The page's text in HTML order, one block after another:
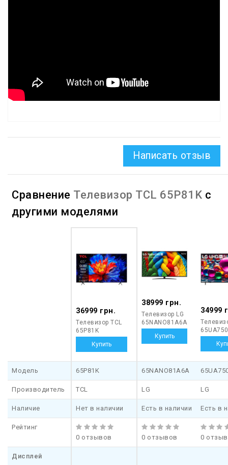
Написать отзыв
Сравнение Телевизор TCL 65P81K с
другими моделями
36999 грн.
Телевизор TCL
65P81K
38999 грн.
Телевизор LG
65NANO81A6A
34999
Модель 65P81K 65NANO81A6A
Производитель TCL LG LG
Наличие Нет в наличии Есть в наличии Есть в
Рейтинг
0 отзывов
0 отзывов 0
Дисплей